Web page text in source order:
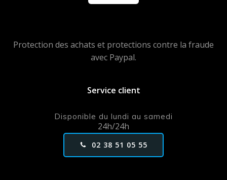
Protection des achats et protections contre la fraude
avec Paypal.
Service client
Disponible du lundi au samedi
24h/24h
02 38 51 05 55